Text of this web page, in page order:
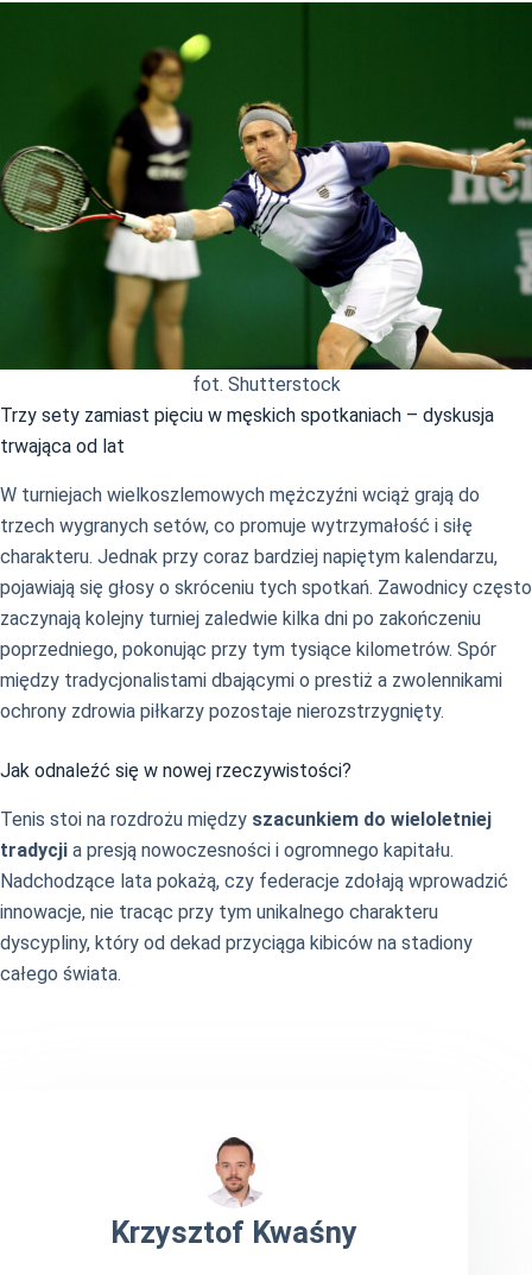
fot. Shutterstock
Trzy sety zamiast pięciu w męskich spotkaniach – dyskusja
trwająca od lat
W turniejach wielkoszlemowych mężczyźni wciąż grają do
trzech wygranych setów, co promuje wytrzymałość i siłę
charakteru. Jednak przy coraz bardziej napiętym kalendarzu,
pojawiają się głosy o skróceniu tych spotkań. Zawodnicy często
zaczynają kolejny turniej zaledwie kilka dni po zakończeniu
poprzedniego, pokonując przy tym tysiące kilometrów. Spór
między tradycjonalistami dbającymi o prestiż a zwolennikami
ochrony zdrowia piłkarzy pozostaje nierozstrzygnięty.
Jak odnaleźć się w nowej rzeczywistości?
Tenis stoi na rozdrożu między szacunkiem do wieloletniej
tradycji a presją nowoczesności i ogromnego kapitału.
Nadchodzące lata pokażą, czy federacje zdołają wprowadzić
innowacje, nie tracąc przy tym unikalnego charakteru
dyscypliny, który od dekad przyciąga kibiców na stadiony
całego świata.
Krzysztof Kwaśny